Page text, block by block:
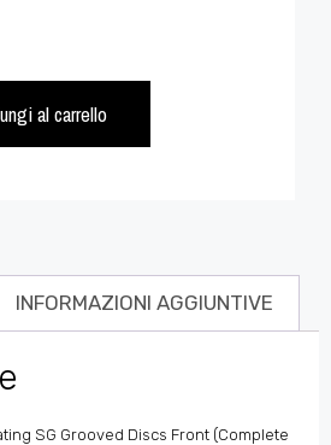
al carrello
INFORMAZIONI AGGIUNTIVE
SG Grooved Discs Front (Complete